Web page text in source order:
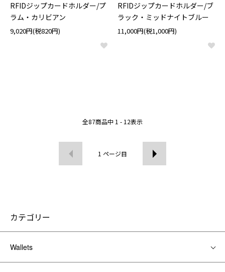
RFIDジップカードホルダー/プ
ラム・カリビアン
9,020円(税820円)
RFIDジップカードホルダー/ブ
ラック・ミッドナイトブルー
11,000円(税1,000円)
全87商品中 1 - 12表示
1 ページ目
カテゴリー
Wallets